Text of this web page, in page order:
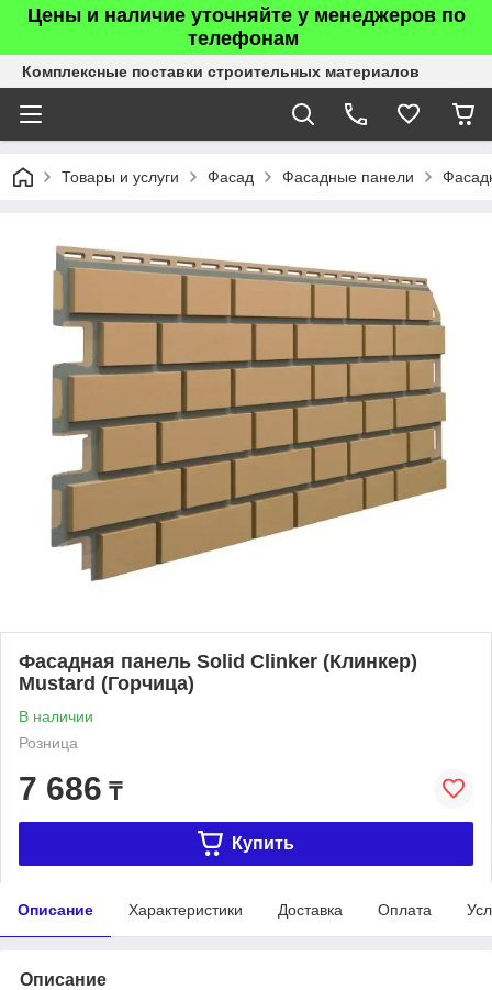
Цены и наличие уточняйте у менеджеров по
телефонам
Комплексные поставки строительных материалов
Товары и услуги Фасад Фасадные панели
Фасадная панель Solid Clinker (Клинкер)
Mustard (Горчица)
В наличии
Розница
7 686 ₸
Купить
Описание Характеристики Доставка Оплата
Описание